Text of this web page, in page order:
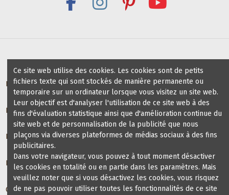
Bénéfices pour profs / groups de danse
Écoles de danse partenaires
Informations
Blog chaussures de danse
Contact us
Ce site web utilise des cookies. Les cookies sont de petits
fichiers texte qui sont stockés de manière permanente ou
temporaire sur un ordinateur lorsque vous visitez un site web.
Leur objectif est d'analyser l'utilisation de ce site web à des
fins d'évaluation statistique ainsi que d'amélioration continue du
site web et de personnalisation de la publicité que nous
plaçons via diverses plateformes de médias sociaux à des fins
publicitaires.
Dans votre navigateur, vous pouvez à tout moment désactiver
les cookies en totalité ou en partie dans les paramètres. Mais
veuillez noter que si vous désactivez les cookies, vous risquez
de ne pas pouvoir utiliser toutes les fonctionnalités de ce site